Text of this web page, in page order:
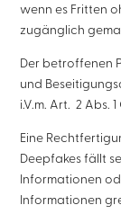
wenn es Fritten
zugänglich
Der betroffenen
und
i.V.m. Art. 2 Abs. 1
Eine
Deepfakes fällt
Informationen
Informationen